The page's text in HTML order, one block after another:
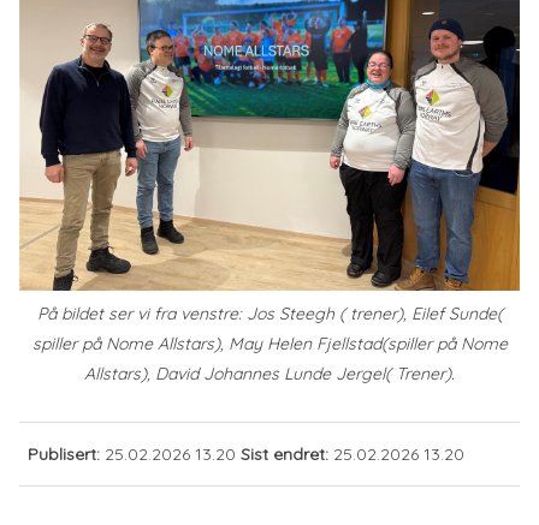
På bildet ser vi fra venstre: Jos Steegh ( trener), Eilef Sunde(
spiller på Nome Allstars), May Helen Fjellstad(spiller på Nome
Allstars), David Johannes Lunde Jergel( Trener).
Publisert 25.02.2026 13.20 Sist endret 25.02.2026 13.20